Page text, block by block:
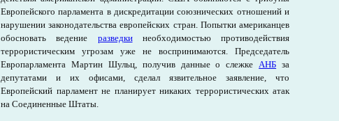
Европейского парламента в дискредитации союзнических отношений и
нарушении законодательства европейских стран. Попытки американцев
обосновать ведение разведкинеобходимостью противодействия
террористическим угрозам уже не воспринимаются. Председатель
Европарламента Мартин Шульц, получив данные о слежкеАНБ за
депутатами и их офисами, сделал язвительное заявление, что
Европейский парламент не планирует никаких террористических атак
на Соединенные Штаты.